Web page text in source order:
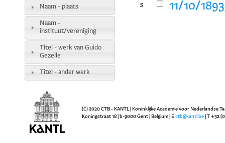
5 11/10/
Naam - plaats
Naam -
instituut/vereniging
Titel - werk van Guido
Gezelle
Titel - ander werk
(C) 2020 CTB - KANTL | Koninklijke Academie voor Nederlandse
Koningstraat 18 | b-9000 Gent | Belgium | E ctb@kantl.be | T +32